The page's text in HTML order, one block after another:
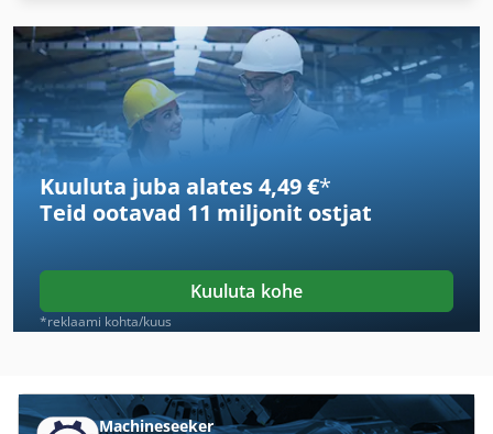
Caterpillar 16 H
Caterpillar 16 M
Caterpillar 160 M
Caterpillar 206
Caterpillar 212
Caterpillar 215
Caterpillar 216
Caterpillar 245
Kuuluta juba alates 4,49 €*
Teid ootavad 11 miljonit ostjat
Kuuluta kohe
*reklaami kohta/kuus
Machineseeker